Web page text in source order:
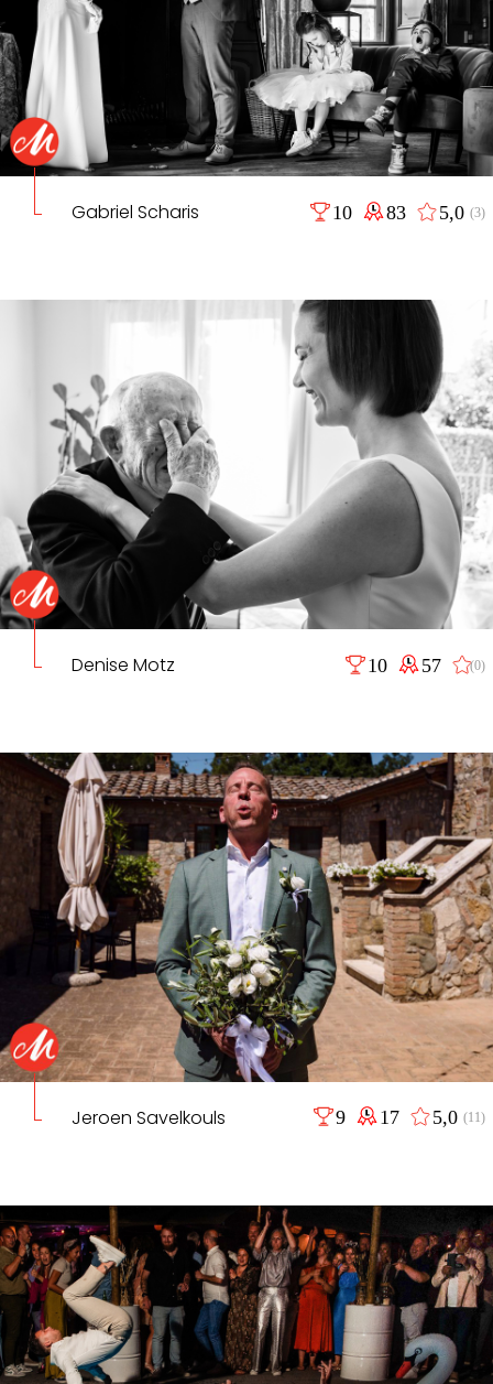
Gabriel Scharis 10 83 5,0(3)
Denise Motz 10 57 (0)
Jeroen Savelkouls 9 17 5,0(11)